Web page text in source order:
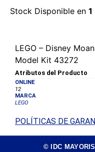
Stock Disponible en 1
LEGO – Disney
Model Kit 43272
Atributos del Producto
ONLINE
12
MARCA
LEGO
POLÍTICAS DE
© IDC